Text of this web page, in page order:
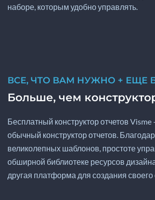
наборе, которым удобно управлять.
ВСЕ, ЧТО ВАМ НУЖНО + ЕЩЕ
Больше, чем
Бесплатный конструктор отчетов Visme
обычный конструктор отчетов.
великолепных шаблонов, простоте
обширной библиотеке ресурсов
другая платформа для создания своего